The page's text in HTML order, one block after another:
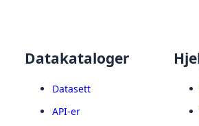
Datakataloger
Datasett
API-er